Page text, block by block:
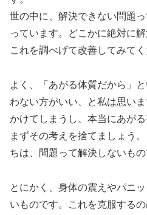
世の中に、解決できない問題
っています。どこかに絶対に
これを調べげて改善してみて
よく、「あがる体質だから」
わない方がいい、と私は思い
かけてしまうし、本当にあが
まずその考えを捨てましょう
ちは、問題って解決しないもの
とにかく、身体の震えやパニ
いものです。これを克服する